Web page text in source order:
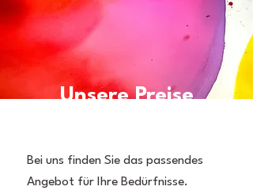
Unsere Preise
Bei uns finden Sie das passendes
Angebot für Ihre Bedürfnisse.